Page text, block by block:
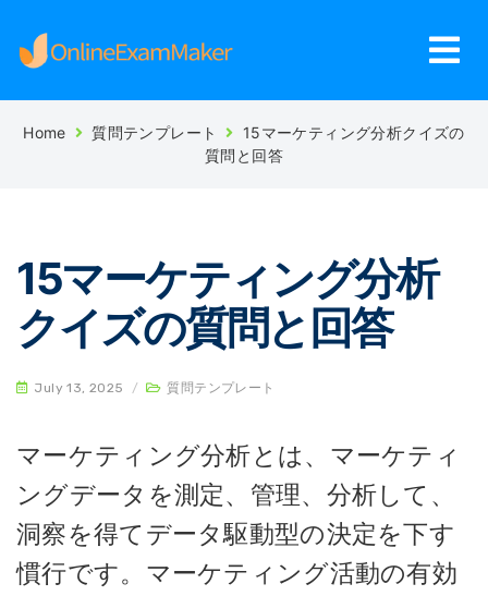
Home 質問テンプレート
15マーケティング分析クイズの
質問と回答
15マーケティング分析
クイズの質問と回答
July 13, 2025 / 質問テンプレート
マーケティング分析とは、マーケティ
ングデータを測定、管理、分析して、
洞察を得てデータ駆動型の決定を下す
慣行です。マーケティング活動の有効